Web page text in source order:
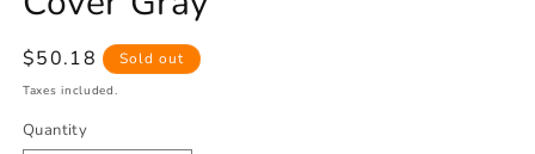
Regular
price
$50.18 Sold out
Taxes included.
Quantity